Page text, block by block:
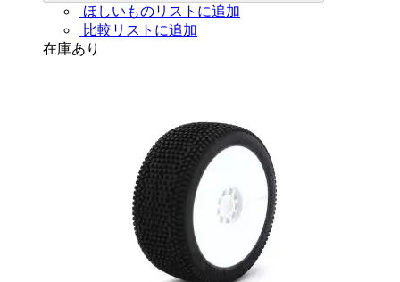
ほしいものリストに追加
比較リストに追加
在庫あり